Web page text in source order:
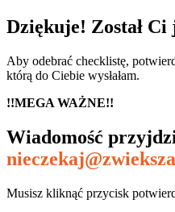
Dziękuje! Został
Aby odebrać checklistę,
którą do Ciebie wysłałam.
!!MEGA WAŻNE!!
Wiadomość
Musisz kliknąć przycisk